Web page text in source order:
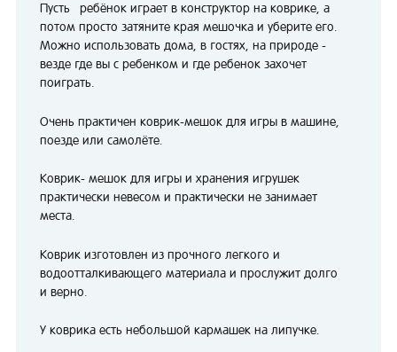
Пусть ребёнок играет в конструктор на коврике, а
потом просто затяните края мешочка и уберите его.
Можно использовать дома, в гостях, на природе -
везде где вы с ребенком и где ребенок захочет
поиграть.
Очень практичен коврик-мешок для игры в машине,
поезде или самолёте.
Коврик- мешок для игры и хранения игрушек
практически невесом и практически не занимает
места.
Коврик изготовлен из прочного легкого и
водоотталкивающего материала и прослужит долго
и верно.
У коврика есть небольшой кармашек на липучке.